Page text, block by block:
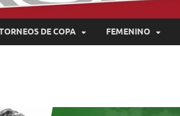
DE COPA FEMENINO